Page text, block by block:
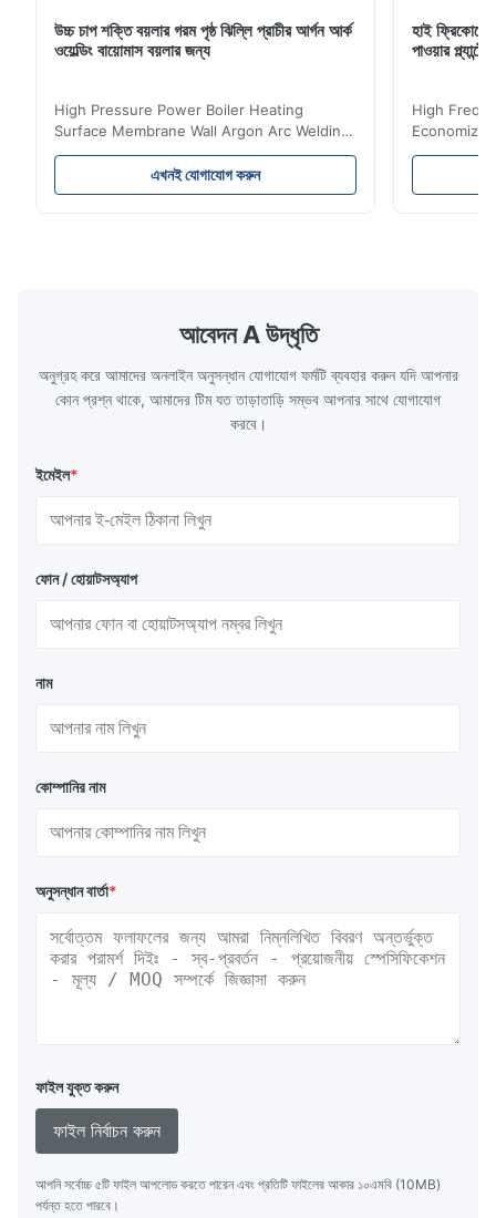
উচ্চ চাপ শক্তি বয়লার গরম পৃষ্ঠ ঝিল্লি প্রাচীর আর্গন আর্ক
ওয়েল্ডিং বায়োমাস বয়লার জন্য
High Pressure Power Boiler Heating
Surface Membrane Wall Argon Arc Welding
For Biomass Boiler Product Introduction
Water wall panels with pins usually laid
vertically on the inner wall of the furnace
the basic component of boiler water
circulation loop.Because of both cooling
এখনই যোগাযোগ করুন
হাই
পাওয়ার
High
Product
industrial
আবেদন A উদ্ধৃতি
অনুগ্রহ করে আমাদের অনলাইন অনুসন্ধান যোগাযোগ ফর্মটি ব্যবহার করুন যদি আপনার
কোন প্রশ্ন থাকে, আমাদের টিম যত তাড়াতাড়ি সম্ভব আপনার সাথে যোগাযোগ
করবে।
ইমেইল*
ফোন / হোয়াটসঅ্যাপ
নাম
কোম্পানির নাম
অনুসন্ধান বার্তা*
ফাইল যুক্ত করুন
ফাইল নির্বাচন করুন
আপনি সর্বোচ্চ ৫টি ফাইল আপলোড করতে পারেন এবং প্রতিটি ফাইলের আকার ১০এমবি (10MB)
পর্যন্ত হতে পারবে।